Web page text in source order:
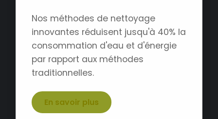
Nos méthodes de nettoyage
innovantes réduisent jusqu'à 40% la
consommation d'eau et d'énergie
par rapport aux méthodes
traditionnelles.
En savoir plus